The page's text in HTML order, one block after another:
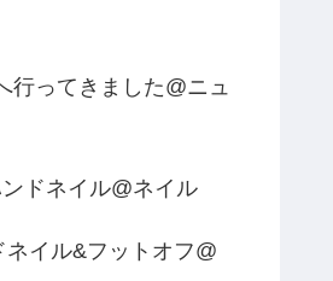
行ってきました@ニュ
ドネイル@ネイル
ネイル&フットオフ@